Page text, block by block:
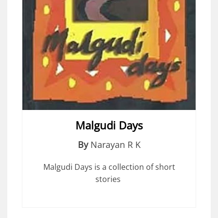
Malgudi Days
By Narayan R K
Malgudi Days is a collection of short
stories